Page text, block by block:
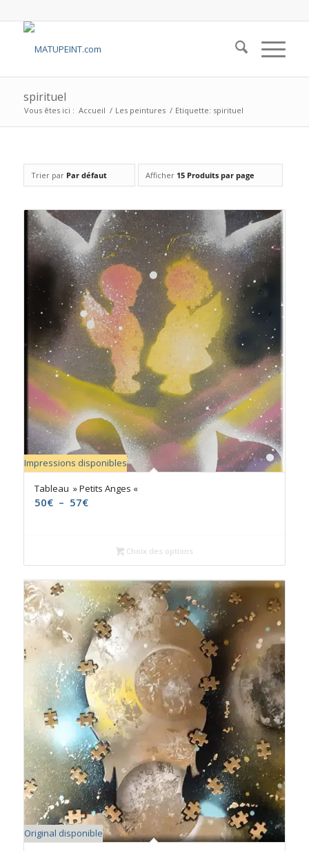
spirituel
Vous êtes ici : Accueil / Les peintures / Etiquette: spirituel
Trier par Par défaut Afficher 15 Produits par page
Impressions disponibles
Tableau » Petits Anges «
50€ – 57€Plage
à
57€
Choix des options
Original disponible